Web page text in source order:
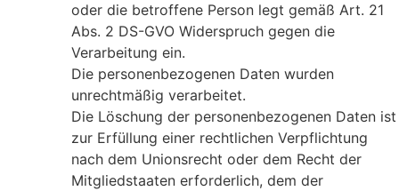
oder die betroffene Person legt gemäß Art. 21
Abs. 2 DS-GVO Widerspruch gegen die
Verarbeitung ein.
Die personenbezogenen Daten wurden
unrechtmäßig verarbeitet.
Die Löschung der personenbezogenen Daten ist
zur Erfüllung einer rechtlichen Verpflichtung
nach dem Unionsrecht oder dem Recht der
Mitgliedstaaten erforderlich, dem der